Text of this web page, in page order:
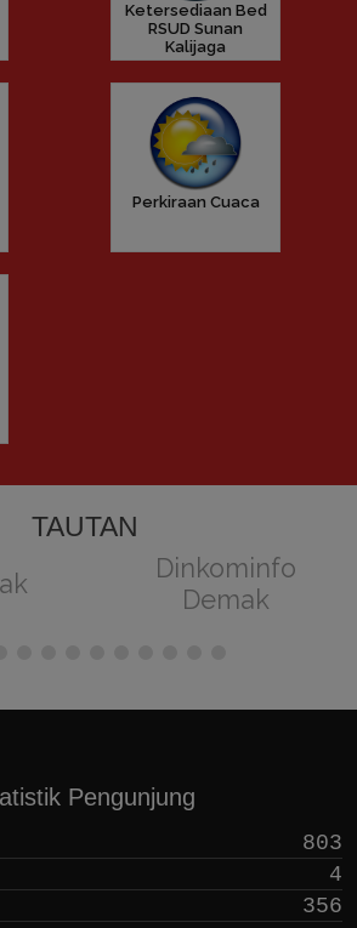
Ketersediaan Bed
RSUD Sunan
Kalijaga
Perkiraan Cuaca
TAUTAN
Dinkominfo
Demak
Pengunjung
803
4
356